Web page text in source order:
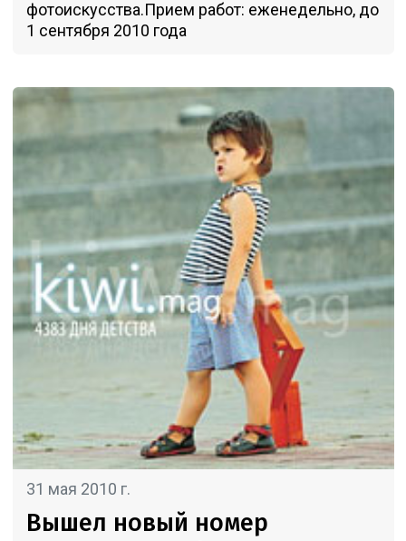
фотоискусства.Прием работ: еженедельно, до
1 сентября 2010 года
31 мая 2010 г.
Вышел новый номер